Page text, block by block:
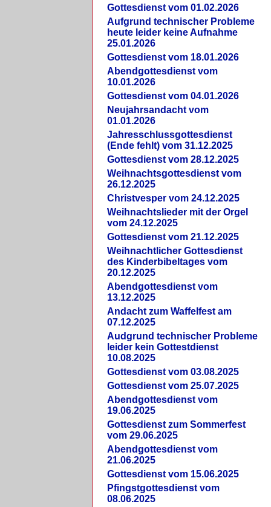
Gottesdienst vom 01.02.2026
Aufgrund technischer Probleme
heute leider keine Aufnahme
25.01.2026
Gottesdienst vom 18.01.2026
Abendgottesdienst vom
10.01.2026
Gottesdienst vom 04.01.2026
Neujahrsandacht vom
01.01.2026
Jahresschlussgottesdienst
(Ende fehlt) vom 31.12.2025
Gottesdienst vom 28.12.2025
Weihnachtsgottesdienst vom
26.12.2025
Christvesper vom 24.12.2025
Weihnachtslieder mit der Orgel
vom 24.12.2025
Gottesdienst vom 21.12.2025
Weihnachtlicher Gottesdienst
des Kinderbibeltages vom
20.12.2025
Abendgottesdienst vom
13.12.2025
Andacht zum Waffelfest am
07.12.2025
Audgrund technischer Probleme
leider kein Gottestdienst
10.08.2025
Gottesdienst vom 03.08.2025
Gottesdienst vom 25.07.2025
Abendgottesdienst vom
19.06.2025
Gottesdienst zum Sommerfest
vom 29.06.2025
Abendgottesdienst vom
21.06.2025
Gottesdienst vom 15.06.2025
Pfingstgottesdienst vom
08.06.2025